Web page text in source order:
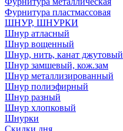
Фурнитура пластмассовая
ШНУР, ШНУРКИ
Шнур атласный
Шнур вощенный
Шнур, нить, канат джутовый
Шнур замшевый, кож.зам
Шнур металлизированный
Шнур полиэфирный
Шнур разный
Шнур хлопковый
Шнурки
Скидки дня